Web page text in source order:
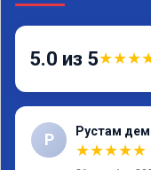
5.0 из 5★★★
Р Рустам
★★★★★